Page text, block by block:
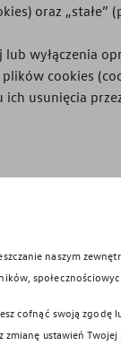
oraz „stałe”
wyłączenia
cookies
ich usunięcia
korzystanie z
do
w
wtedy
naszym
cofnąć swoją zgodę
ustawień Twojej